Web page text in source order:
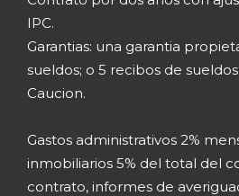
IPC.
Garantias: una garantia
sueldos; o 5 recibos de
Caucion.
Gastos administrativos 2%
inmobiliarios 5% del total del
contrato, informes de